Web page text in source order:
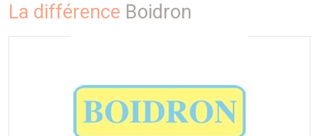
La différence Boidron